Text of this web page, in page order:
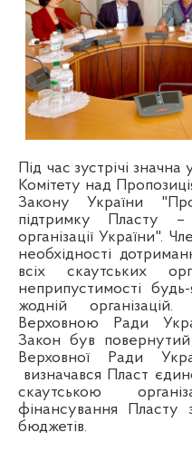
Під час зустрічі
Комітету над
Закону України
підтримку Пласту –
організації України".
необхідності
всіх скаутських
неприпустимості
жодній
Верховною Ради
Закон був
Верховної Ради
визначався Пласт
скаутською
фінансування Пласту
бюджетів.